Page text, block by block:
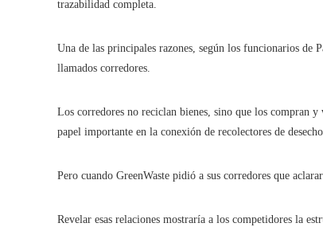
trazabilidad completa.
Una de las principales razones, según los funcionarios de
llamados corredores.
Los corredores no reciclan bienes, sino que los compran
papel importante en la conexión de recolectores de
Pero cuando GreenWaste pidió a sus corredores que
Revelar esas relaciones mostraría a los competidores la